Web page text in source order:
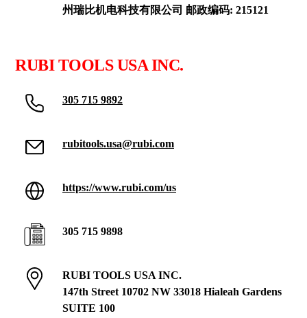
州瑞比机电科技有限公司 邮政编码: 215121
RUBI TOOLS USA INC.
305 715 9892
rubitools.usa@rubi.com
https://www.rubi.com/us
305 715 9898
RUBI TOOLS USA INC.
147th Street 10702 NW 33018 Hialeah Gardens
SUITE 100